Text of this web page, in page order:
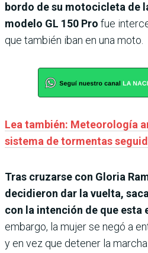
bordo de su motocicleta de
modelo GL 150 Pro fue
que también iban en una moto.
Lea también: Meteorología
sistema de tormentas
Tras cruzarse con Gloria
decidieron dar la vuelta,
con la intención de que esta
embargo, la mujer se negó a
y en vez que detener la